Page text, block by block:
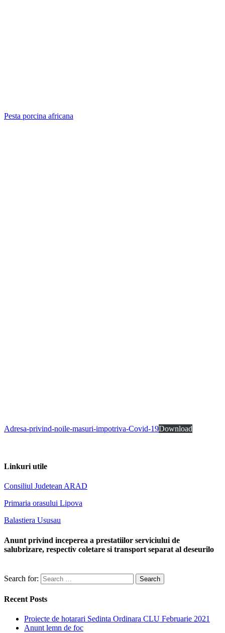
Pesta porcina africana
Adresa-privind-noile-masuri-impotriva-Covid-19Download
Linkuri utile
Consiliul Judetean ARAD
Primaria orasului Lipova
Balastiera Ususau
Anunt privind inceperea a prestatiilor serviciului de
salubrizare, respectiv coletare si transport separat al deseurilo
Search for:
Recent Posts
Proiecte de hotarari Sedinta Ordinara CLU Februarie 2021
Anunt lemn de foc